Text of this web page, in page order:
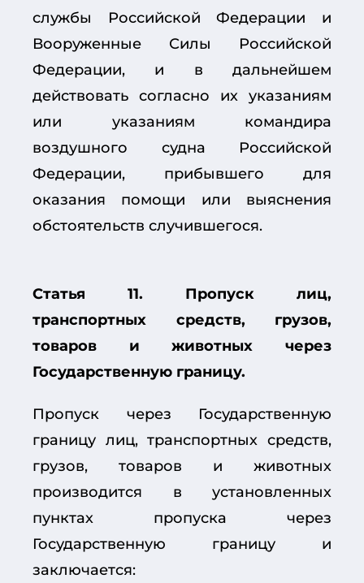
службы Российской Федерации и
Вооруженные Силы Российской
Федерации, и в дальнейшем
действовать согласно их указаниям
или указаниям командира
воздушного судна Российской
Федерации, прибывшего для
оказания помощи или выяснения
обстоятельств случившегося.
Статья 11. Пропуск лиц,
транспортных средств, грузов,
товаров и животных через
Государственную границу.
Пропуск через Государственную
границу лиц, транспортных средств,
грузов, товаров и животных
производится в установленных
пунктах пропуска через
Государственную границу и
заключается: